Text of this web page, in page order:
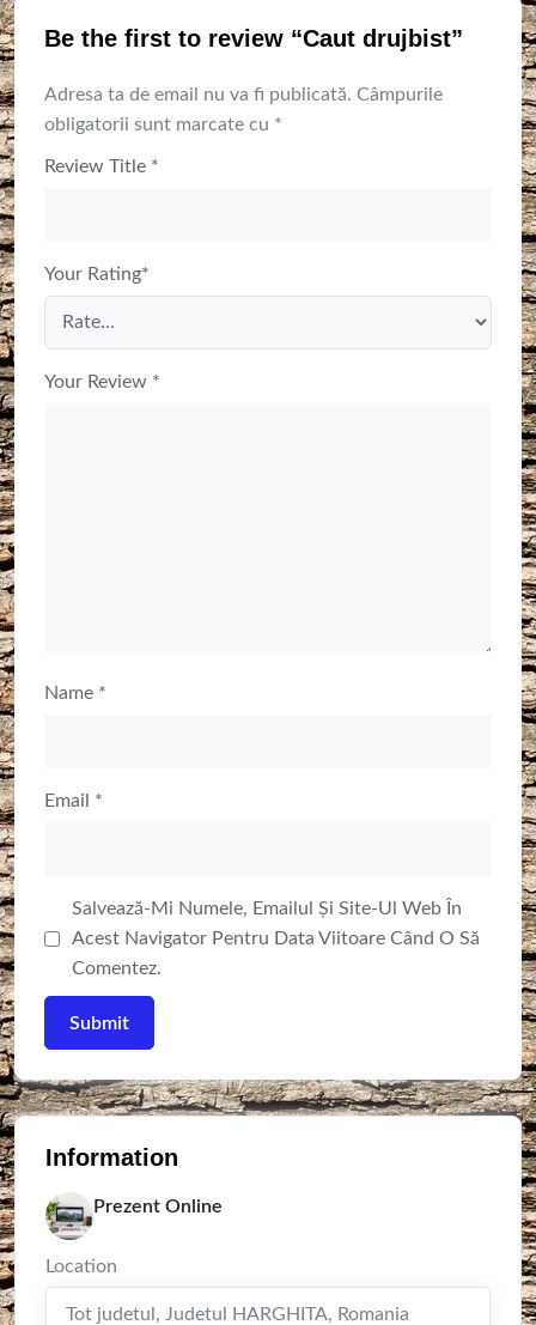
Be the first to review “Caut drujbist”
Adresa ta de email nu va fi publicată. Câmpurile
obligatorii sunt marcate cu *
Review Title *
Your Rating*
Your Review *
Name *
Email *
Salvează-Mi Numele, Emailul Și Site-Ul Web În
Acest Navigator Pentru Data Viitoare Când O Să
Comentez.
Information
Prezent Online
Location
Tot judetul , Judetul HARGHITA, Romania